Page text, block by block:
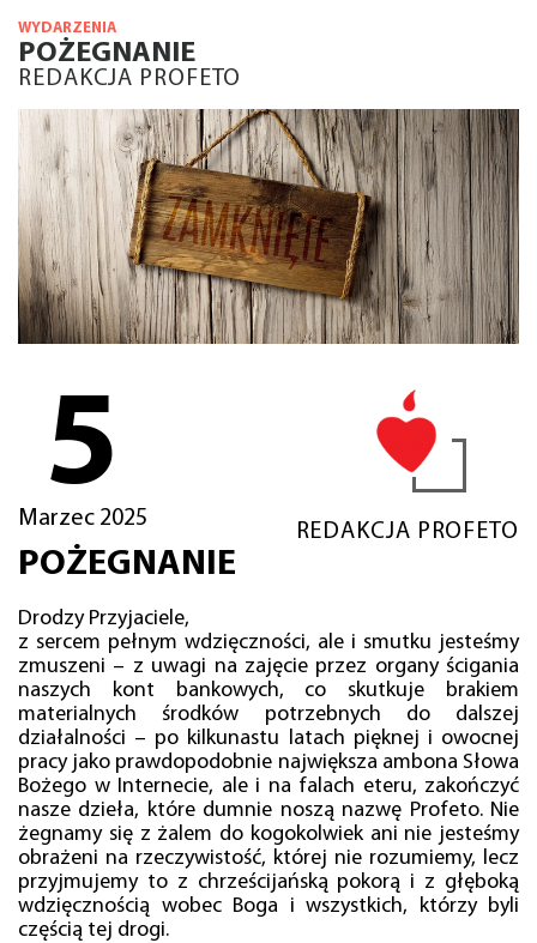
WYDARZENIA
POŻEGNANIE
REDAKCJA PROFETO
5
Marzec 2025
REDAKCJA PROFETO
POŻEGNANIE
Drodzy Przyjaciele,
z sercem pełnym wdzięczności, ale i smutku jesteśmy
zmuszeni – z uwagi na zajęcie przez organy ścigania
naszych kont bankowych, co skutkuje brakiem
materialnych środków potrzebnych do dalszej
działalności – po kilkunastu latach pięknej i owocnej
pracy jako prawdopodobnie największa ambona Słowa
Bożego w Internecie, ale i na falach eteru, zakończyć
nasze dzieła, które dumnie noszą nazwę Profeto. Nie
żegnamy się z żalem do kogokolwiek ani nie jesteśmy
obrażeni na rzeczywistość, której nie rozumiemy, lecz
przyjmujemy to z chrześcijańską pokorą i z głęboką
wdzięcznością wobec Boga i wszystkich, którzy byli
częścią tej drogi.